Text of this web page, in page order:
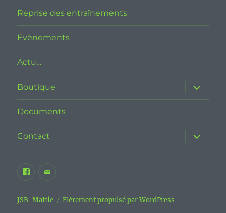
Reprise des entraînements
Evènements
Actu…
Boutique
ouvrir
le
sous-
Documents
Contact
ouvrir
le
sous-
Facebook
JSB
Maffle
E-
JSB-Maffle Fièrement propulsé par WordPress